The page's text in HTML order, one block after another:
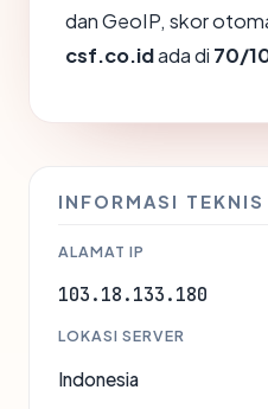
dan GeoIP, skor
csf.co.idada di 70/
INFORMASI TEKNIS
ALAMAT IP
103.18.133.180
LOKASI SERVER
Indonesia